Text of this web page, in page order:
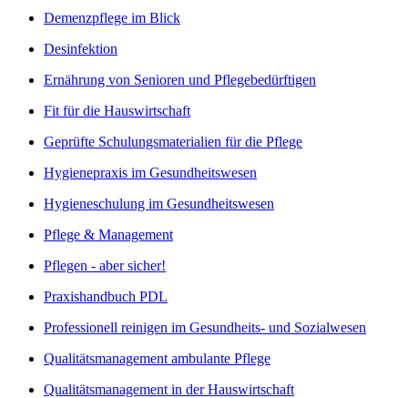
Demenzpflege im Blick
Desinfektion
Ernährung von Senioren und Pflegebedürftigen
Fit für die Hauswirtschaft
Geprüfte Schulungsmaterialien für die Pflege
Hygienepraxis im Gesundheitswesen
Hygieneschulung im Gesundheitswesen
Pflege & Management
Pflegen - aber sicher!
Praxishandbuch PDL
Professionell reinigen im Gesundheits- und Sozialwesen
Qualitätsmanagement ambulante Pflege
Qualitätsmanagement in der Hauswirtschaft